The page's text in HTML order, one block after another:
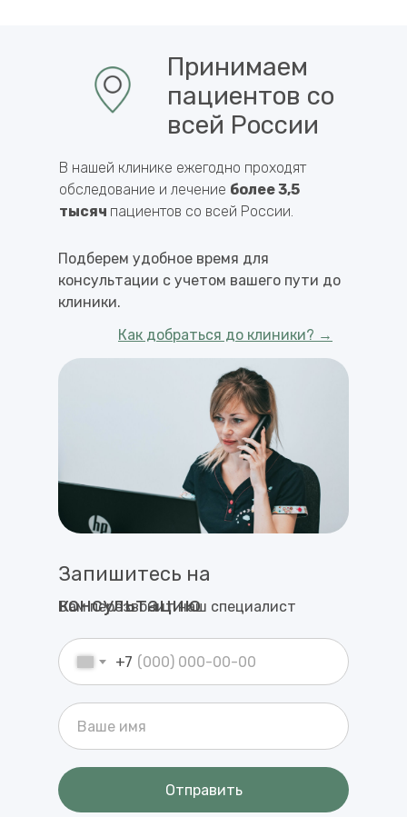
+7
Отправить
Принимаем
пациентов со
всей России
В нашей клинике ежегодно проходят
обследование и лечение более 3,5
тысяч пациентов со всей России.
Подберем удобное время для
консультации с учетом вашего пути до
клиники.
Запишитесь на
консультацию
Вам перезвонит наш специалист
Как добраться до клиники? →